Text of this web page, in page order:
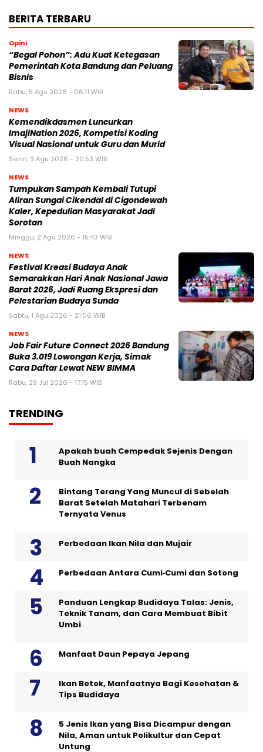
BERITA TERBARU
Opini
“Begal Pohon”: Adu Kuat Ketegasan
Pemerintah Kota Bandung dan Peluang
Bisnis
Rabu, 5 Agu 2026 - 06:11 WIB
NEWS
Kemendikdasmen Luncurkan
ImajiNation 2026, Kompetisi Koding
Visual Nasional untuk Guru dan Murid
Senin, 3 Agu 2026 - 20:53 WIB
NEWS
Tumpukan Sampah Kembali Tutupi
Aliran Sungai Cikendal di Cigondewah
Kaler, Kepedulian Masyarakat Jadi
Sorotan
Minggu, 2 Agu 2026 - 15:43 WIB
NEWS
Festival Kreasi Budaya Anak
Semarakkan Hari Anak Nasional Jawa
Barat 2026, Jadi Ruang Ekspresi dan
Pelestarian Budaya Sunda
Sabtu, 1 Agu 2026 - 21:06 WIB
NEWS
Job Fair Future Connect 2026 Bandung
Buka 3.019 Lowongan Kerja, Simak
Cara Daftar Lewat NEW BIMMA
Rabu, 29 Jul 2026 - 17:15 WIB
TRENDING
Apakah buah Cempedak Sejenis Dengan
Buah Nangka
Bintang Terang Yang Muncul di Sebelah
Barat Setelah Matahari Terbenam
Ternyata Venus
Perbedaan Ikan Nila dan Mujair
Perbedaan Antara Cumi‑Cumi dan Sotong
Panduan Lengkap Budidaya Talas: Jenis,
Teknik Tanam, dan Cara Membuat Bibit
Umbi
Manfaat Daun Pepaya Jepang
Ikan Betok, Manfaatnya Bagi Kesehatan &
Tips Budidaya
5 Jenis Ikan yang Bisa Dicampur dengan
Nila, Aman untuk Polikultur dan Cepat
Untung